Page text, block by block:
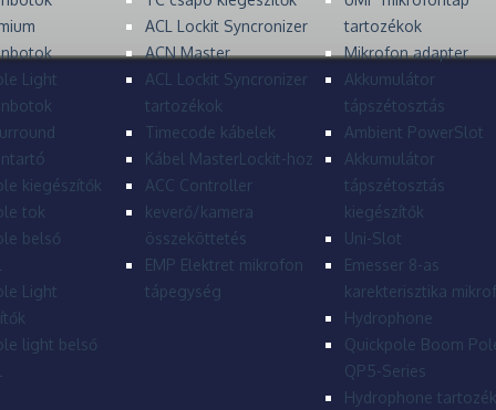
Light
kiegészítők
tok
belső
Light
light belső
ACL Lockit Syncronizer
ACN Master
ACL Lockit Syncronizer
tartozékok
Timecode kábelek
Kábel MasterLockit-hoz
ACC Controller
keverő/kamera
összeköttetés
EMP Elektret mikrofon
tápegység
tartozékok
Mikrofon adapter
Akkumulátor
tápszétosztás
Ambient PowerSlot
Akkumulátor
tápszétosztás
kiegészítők
Uni-Slot
Emesser 8-as
karekterisztika
Hydrophone
Quickpole Boom
QP5-Series
Hydrophone